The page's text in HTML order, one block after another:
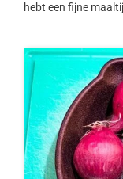
hebt een fijne